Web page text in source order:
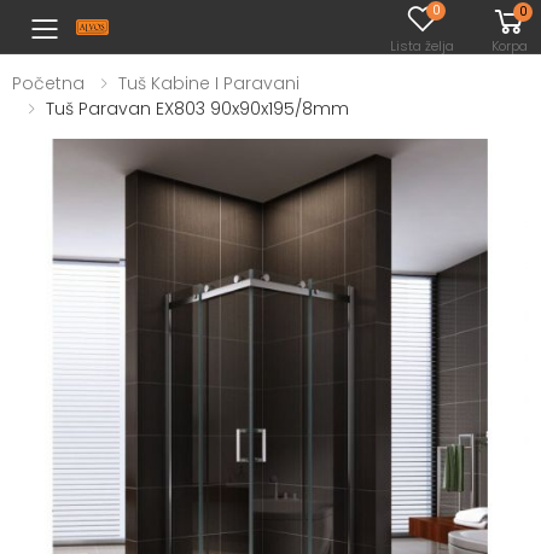
Toggle mobile menu
0
Lista želja
0
Korpa
Početna
Tuš Kabine I Paravani
Tuš Paravan EX803 90x90x195/8mm